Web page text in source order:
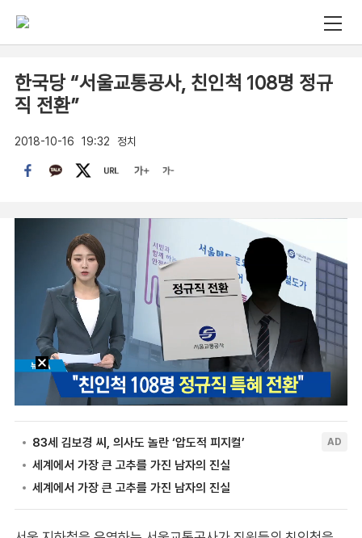
한국당 “서울교통공사, 친인척 108명 정규
직 전환”
2018-10-16 19:32 정치